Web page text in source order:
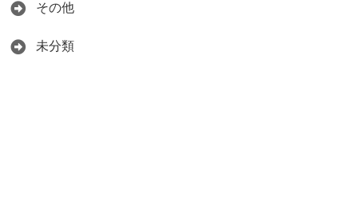
その他
未分類